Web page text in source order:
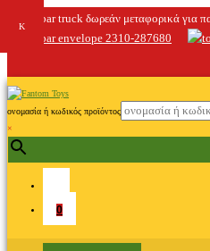
δωρεάν μεταφορικά για
2310-287680
ονομασία ή κωδικός προϊόντος
×
0